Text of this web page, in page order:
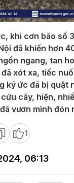
khi cơn bão số
đã khiến hơn
ngang, tan
xót xa, tiếc
ký ức đã bị quật
cây, hiện,
vươn mình đón
1
06:13